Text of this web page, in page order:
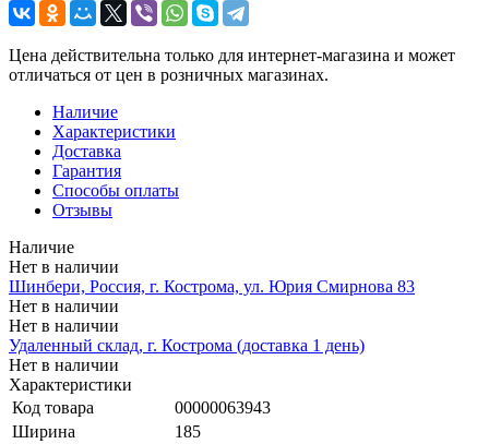
Цена действительна только для интернет-магазина и может
отличаться от цен в розничных магазинах.
Наличие
Характеристики
Доставка
Гарантия
Способы оплаты
Отзывы
Наличие
Нет в наличии
Шинбери, Россия, г. Кострома, ул. Юрия Смирнова 83
Нет в наличии
Нет в наличии
Удаленный склад, г. Кострома (доставка 1 день)
Нет в наличии
Характеристики
Код товара
00000063943
Ширина
185